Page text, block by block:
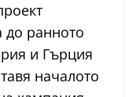
до ранното
и Гърция
началото